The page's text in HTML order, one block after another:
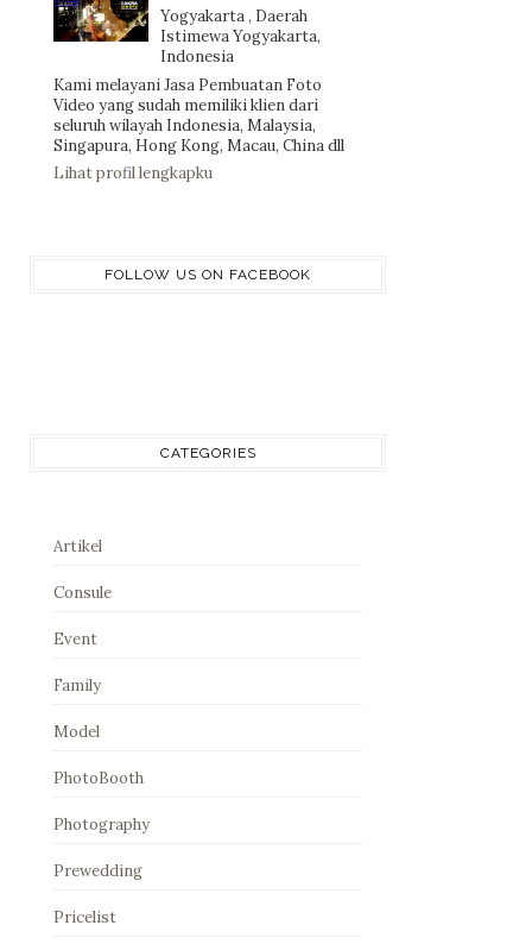
Yogyakarta , Daerah
Istimewa Yogyakarta,
Indonesia
Kami melayani Jasa Pembuatan Foto
Video yang sudah memiliki klien dari
seluruh wilayah Indonesia, Malaysia,
Singapura, Hong Kong, Macau, China dll
Lihat profil lengkapku
FOLLOW US ON FACEBOOK
CATEGORIES
Artikel
Consule
Event
Family
Model
PhotoBooth
Photography
Prewedding
Pricelist